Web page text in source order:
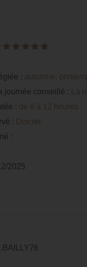
:
: automne,
journée conseillé :
La
: de 6 à 12 heures
: Discret
:
2025